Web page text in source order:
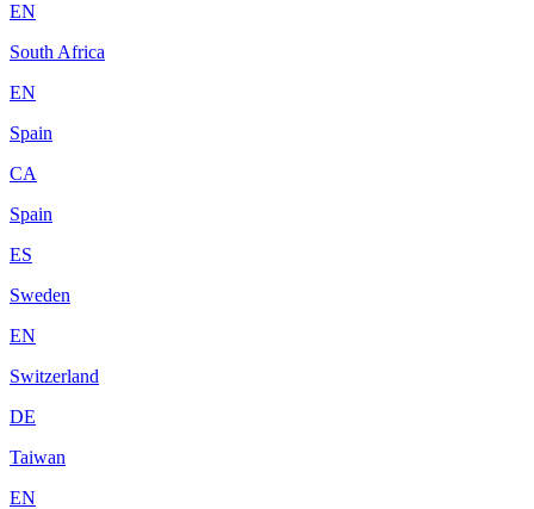
EN
South Africa
EN
Spain
CA
Spain
ES
Sweden
EN
Switzerland
DE
Taiwan
EN